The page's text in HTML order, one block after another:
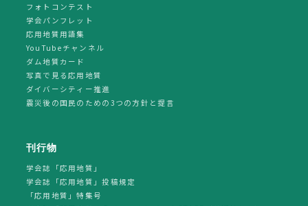
フォトコンテスト
学会パンフレット
応用地質用語集
YouTubeチャンネル
ダム地質カード
写真で見る応用地質
ダイバーシティー推進
震災後の国民のための3つの方針と提言
刊行物
学会誌「応用地質」
学会誌「応用地質」投稿規定
「応用地質」特集号